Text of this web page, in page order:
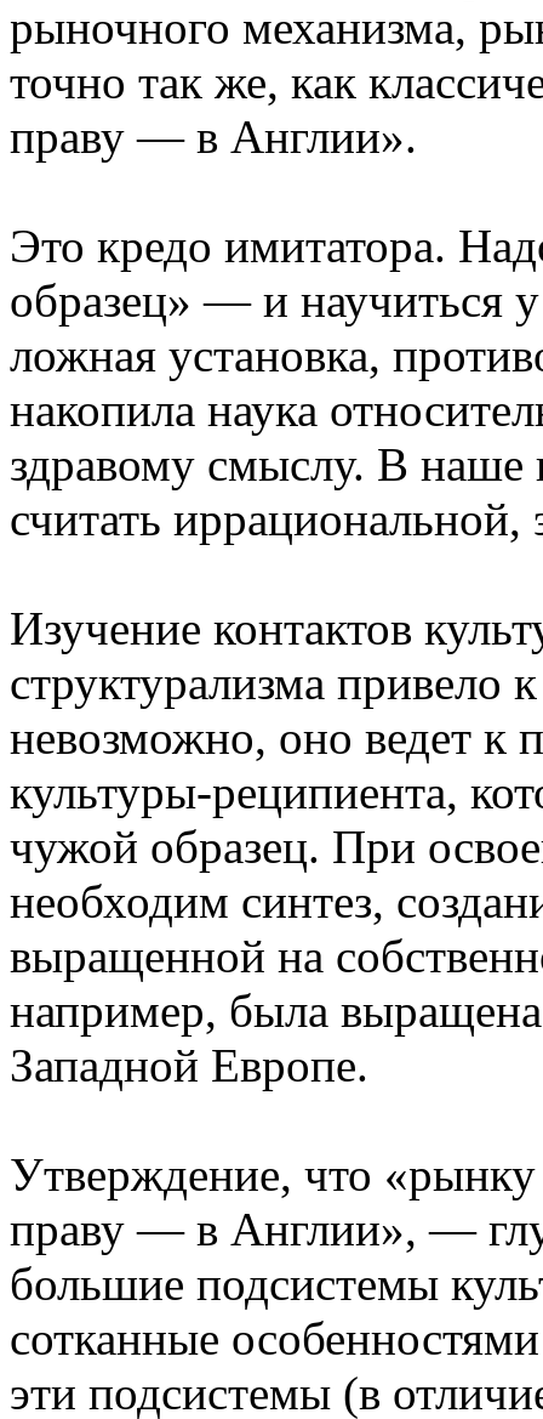
рыночного механизма,
точно так же, как
праву — в Англии».
Это кредо имитатора.
образец» — и научиться
ложная установка,
накопила наука
здравому смыслу. В наше
считать
Изучение контактов
структурализма привело
невозможно, оно ведет к
культуры-реципиента,
чужой образец. При
необходим синтез,
выращенной на
например, была
Западной Европе.
Утверждение, что
праву — в Англии», —
большие подсистемы
сотканные
эти подсистемы (в